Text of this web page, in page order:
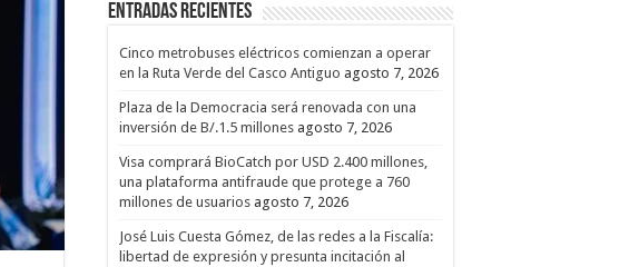
Entradas recientes
Cinco metrobuses eléctricos comienzan a operar
en la Ruta Verde del Casco Antiguo agosto 7, 2026
Plaza de la Democracia será renovada con una
inversión de B/.1.5 millones agosto 7, 2026
Visa comprará BioCatch por USD 2.400 millones,
una plataforma antifraude que protege a 760
millones de usuarios agosto 7, 2026
José Luis Cuesta Gómez, de las redes a la Fiscalía:
libertad de expresión y presunta incitación al